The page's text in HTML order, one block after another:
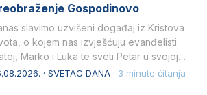
Gospodinovo
slavimo uzvišeni događaj iz Kristova
o kojem nas izvješćuju evanđelisti
Marko i Luka te sveti Petar u svojoj
· SVETAC DANA · 3 minute čitanja